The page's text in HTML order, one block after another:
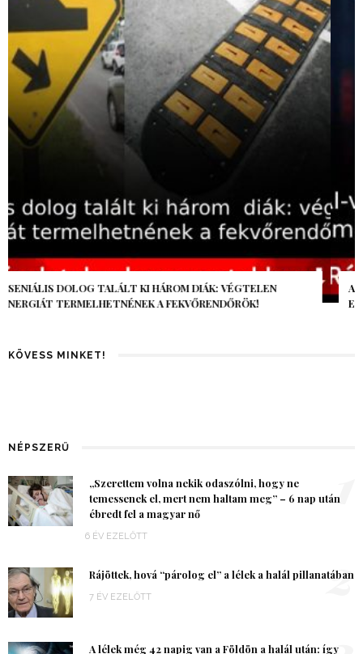
AZ AI-VILÁGVÉGE ÁRNYÉKA, CSAK PÁR ÓRA VOLT, MÉGIS AZ
EGÉSZ VILÁG MEGÉREZTE…
KÖVESS MINKET!
NÉPSZERŰ
„Szerettem volna nekik odaszólni, hogy ne
temessenek el, mert nem haltam meg” – 6 nap után
ébredt fel a magyar nő
6 ÉV EZELŐTT
1
Rájöttek, hová “párolog el” a lélek a halál pillanatában
7 ÉV EZELŐTT 2
A lélek még 42 napig van a Földön a halál után: így